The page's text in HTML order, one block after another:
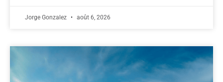
Jorge Gonzalez août 6, 2026